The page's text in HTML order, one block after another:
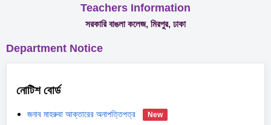
Teachers Information
সরকারি বাঙলা কলেজ, মিরপুর, ঢাকা
Department Notice
নোটিশ বোর্ড
জনাব মাহরুবা আক্তারের অনাপত্তিপত্র New